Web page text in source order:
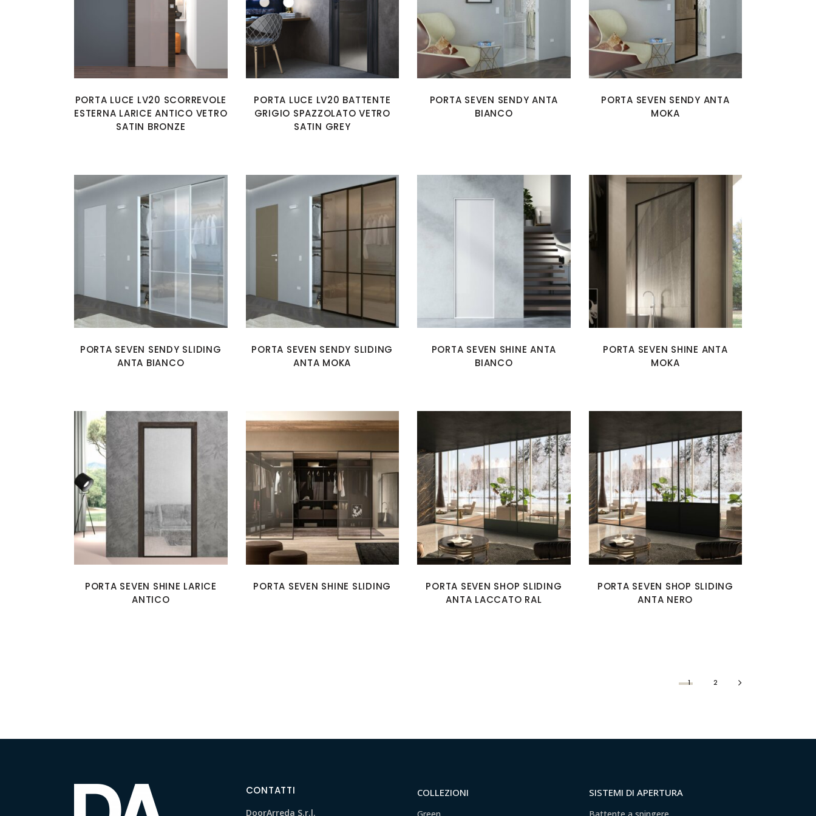
PORTA LUCE LV20 SCORREVOLE
ESTERNA LARICE ANTICO VETRO
SATIN BRONZE
PORTA LUCE LV20 BATTENTE
GRIGIO SPAZZOLATO VETRO
SATIN GREY
PORTA SEVEN SENDY ANTA
BIANCO
PORTA SEVEN SENDY ANTA
MOKA
PORTA SEVEN SENDY SLIDING
ANTA BIANCO
PORTA SEVEN SENDY SLIDING
ANTA MOKA
PORTA SEVEN SHINE ANTA
BIANCO
PORTA SEVEN SHINE ANTA
MOKA
PORTA SEVEN SHINE LARICE
ANTICO
PORTA SEVEN SHINE SLIDING
PORTA SEVEN SHOP SLIDING
ANTA LACCATO RAL
PORTA SEVEN SHOP SLIDING
ANTA NERO
1 2
CONTATTI
DoorArreda S.r.l.
COLLEZIONI SISTEMI DI APERTURA